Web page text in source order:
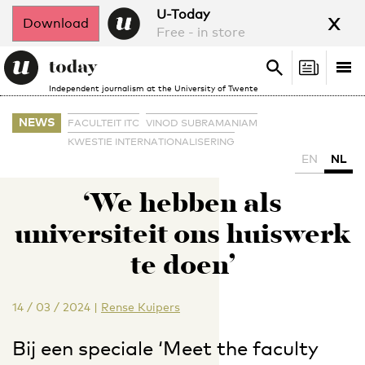
Download
U-Today
Free - in store
x
Independent journalism at the University of Twente
Search
Search
NEWS FACULTEIT ITC
VINOD SUBRAMANIAM
KWESTIE INTERNATIONALISERING
EN NL
‘We hebben als
universiteit ons huiswerk
te doen’
14 / 03 / 2024 | Rense Kuipers
Bij een speciale ‘Meet the faculty